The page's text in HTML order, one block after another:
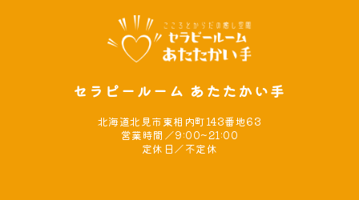
セラピールーム あたたかい手
北海道北見市東相内町143番地63
営業時間／9:00~21:00
定休日／不定休